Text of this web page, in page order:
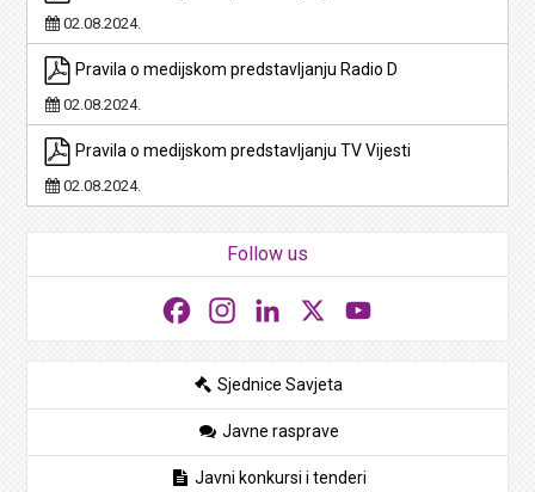
02.08.2024.
Pravila o medijskom predstavljanju Radio D
02.08.2024.
Pravila o medijskom predstavljanju TV Vijesti
02.08.2024.
Follow us
FacebookInstagramLinkedIn
Sjednice Savjeta
Javne rasprave
Javni konkursi i tenderi